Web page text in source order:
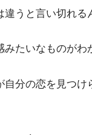
うと言い切れる
たいなものがわ
分の恋を見つ